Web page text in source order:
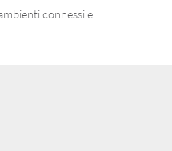
connessi e